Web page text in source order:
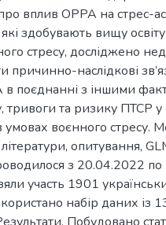
вплив ОРРА на стрес-
які здобувають вищу
стресу, досліджено
причинно-наслідкові
поєднанні з іншими
тривоги та ризику ПТСР у
умовах воєнного стресу.
опитування,
з 20.04.2022
участь 1901
набір даних із